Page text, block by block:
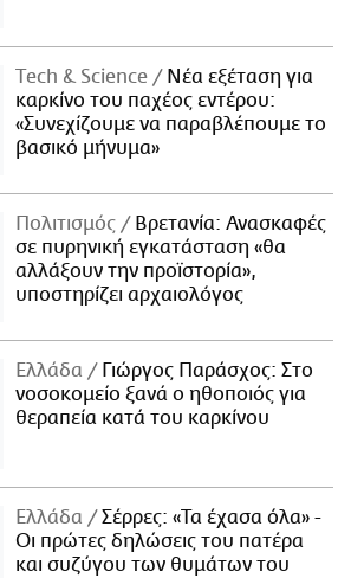
Τech & Science
Νέα εξέταση για
καρκίνο του παχέος εντέρου:
«Συνεχίζουμε να παραβλέπουμε το
βασικό μήνυμα»
Πολιτισμός
Βρετανία: Ανασκαφές
σε πυρηνική εγκατάσταση «θα
αλλάξουν την προϊστορία»,
υποστηρίζει αρχαιολόγος
Ελλάδα
Γιώργος Παράσχος: Στο
νοσοκομείο ξανά ο ηθοποιός για
θεραπεία κατά του καρκίνου
Ελλάδα
Σέρρες: «Τα έχασα όλα» -
Οι πρώτες δηλώσεις του πατέρα
και συζύγου των θυμάτων του